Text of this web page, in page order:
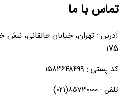
تماس با ما
آدرس : تهران، خیابان طالقانی،
175
کد پستی : ۱۵۸۳۶۴۸۴۹۹
تلفن : ۸۵۷۳۰۰۰۰(۰۲۱)